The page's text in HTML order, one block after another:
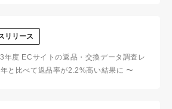
リリース
度 ECサイトの返品・交換データ調査レ
と比べて返品率が2.2%高い結果に 〜